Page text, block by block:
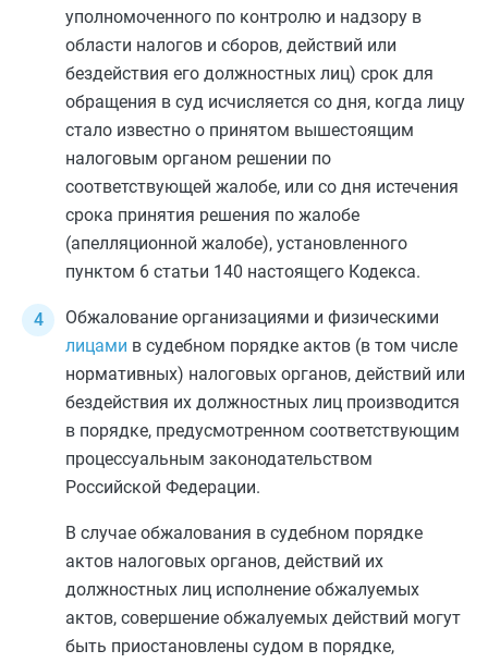
уполномоченного по контролю и надзору в
области налогов и сборов, действий или
бездействия его должностных лиц) срок для
обращения в суд исчисляется со дня, когда лицу
стало известно о принятом вышестоящим
налоговым органом решении по
соответствующей жалобе, или со дня истечения
срока принятия решения по жалобе
(апелляционной жалобе), установленного
пунктом 6 статьи 140 настоящего Кодекса.
Обжалование организациями и физическими
лицами в судебном порядке актов (в том числе
нормативных) налоговых органов, действий или
бездействия их должностных лиц производится
в порядке, предусмотренном соответствующим
процессуальным законодательством
Российской Федерации.
В случае обжалования в судебном порядке
актов налоговых органов, действий их
должностных лиц исполнение обжалуемых
актов, совершение обжалуемых действий могут
быть приостановлены судом в порядке,